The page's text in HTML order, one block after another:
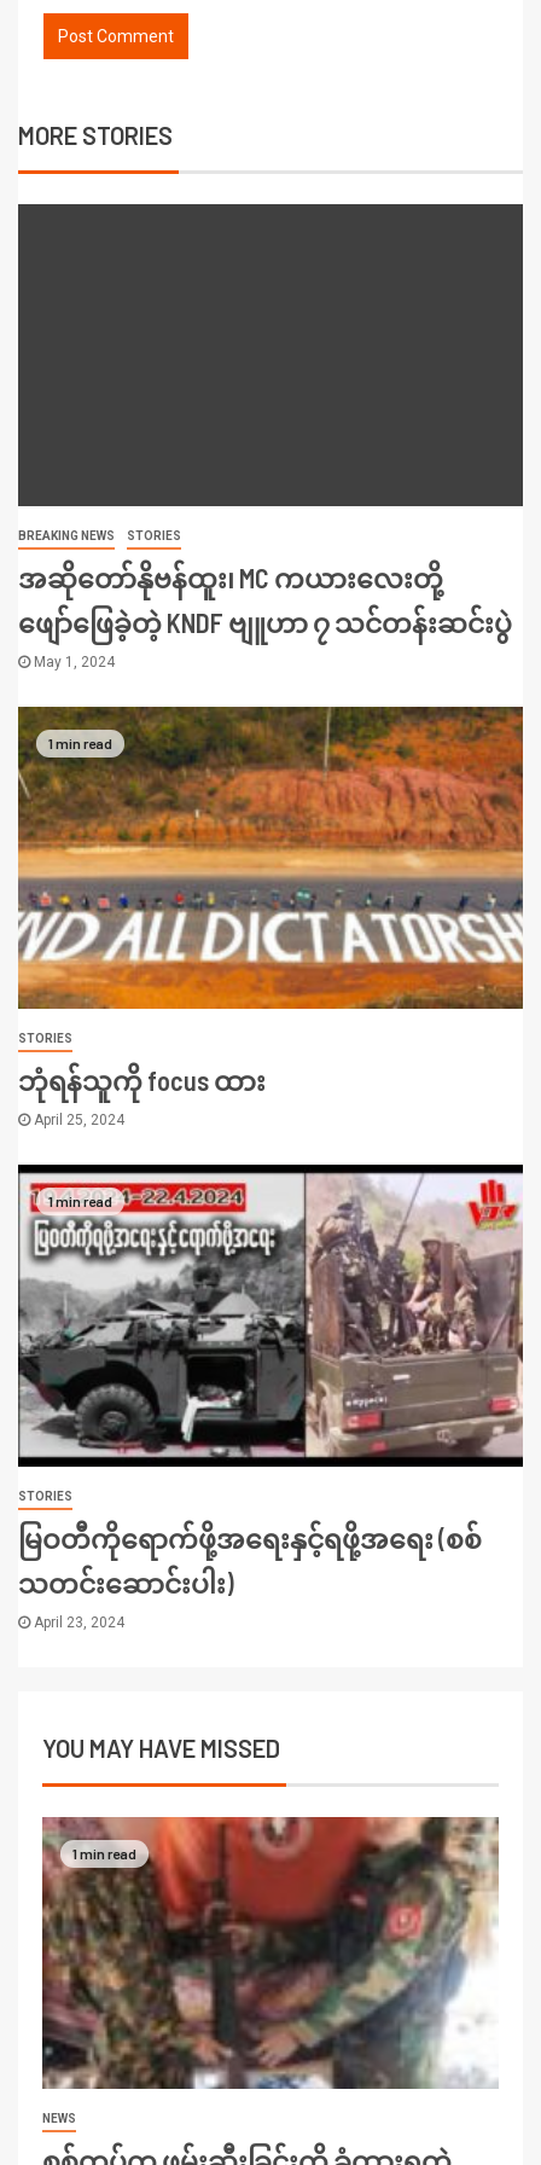
MORE STORIES
BREAKING NEWS STORIES
အဆိုတော်နိုဗန်ထူး၊ MC ကယားလေးတို့
ဖျော်ဖြေခဲ့တဲ့ KNDF ဗျူဟာ ၇ သင်တန်းဆင်းပွဲ
May 1, 2024
1 min read
STORIES
ဘုံရန်သူကို focus ထား
April 25, 2024
1 min read
STORIES
မြဝတီကိုရောက်ဖို့အရေးနှင့်ရဖို့အရေး (စစ်
သတင်းဆောင်းပါး)
April 23, 2024
YOU MAY HAVE MISSED
1 min read
NEWS